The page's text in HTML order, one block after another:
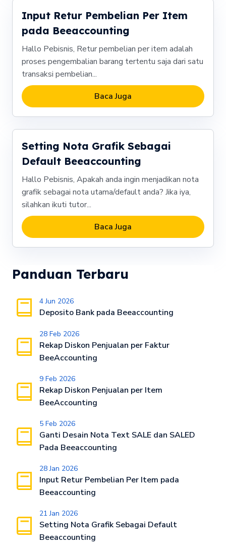
Input Retur Pembelian Per Item
pada Beeaccounting
Hallo Pebisnis, Retur pembelian per item adalah
proses pengembalian barang tertentu saja dari satu
transaksi pembelian...
Baca Juga
Setting Nota Grafik Sebagai
Default Beeaccounting
Hallo Pebisnis, Apakah anda ingin menjadikan nota
grafik sebagai nota utama/default anda? Jika iya,
silahkan ikuti tutor...
Baca Juga
Panduan Terbaru
4 Jun 2026
Deposito Bank pada Beeaccounting
28 Feb 2026
Rekap Diskon Penjualan per Faktur
BeeAccounting
9 Feb 2026
Rekap Diskon Penjualan per Item
BeeAccounting
5 Feb 2026
Ganti Desain Nota Text SALE dan SALED
Pada Beeaccounting
28 Jan 2026
Input Retur Pembelian Per Item pada
Beeaccounting
21 Jan 2026
Setting Nota Grafik Sebagai Default
Beeaccounting